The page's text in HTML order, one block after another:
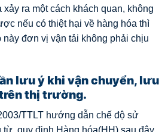
xảy ra một cách khách quan, không
nếu có thiệt hại về hàng hóa thì
đơn vị vận tải không phải chịu
lưu ý khi vận chuyển, lưu
thị trường.
TTLT hướng dẫn chế độ sử
quy định Hàng hóa(HH) sau đây